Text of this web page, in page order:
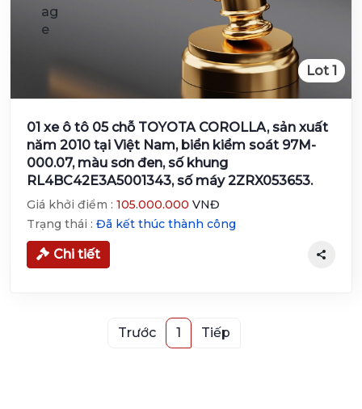
Lot 1
01 xe ô tô 05 chỗ TOYOTA COROLLA, sản xuất
năm 2010 tại Việt Nam, biển kiểm soát 97M-
000.07, màu sơn đen, số khung
RL4BC42E3A5001343, số máy 2ZRX053653.
Giá khởi điểm : 105.000.000 VNĐ
Trạng thái : Đã kết thúc thành công
Chi tiết
Trước 1 Tiếp